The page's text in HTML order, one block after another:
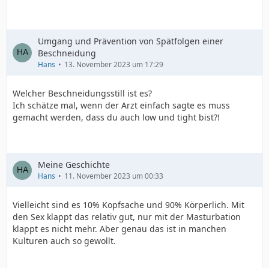
Umgang und Prävention von Spätfolgen einer
Beschneidung
Hans 13. November 2023 um 17:29
Welcher Beschneidungsstill ist es?
Ich schätze mal, wenn der Arzt einfach sagte es muss
gemacht werden, dass du auch low und tight bist?!
Meine Geschichte
Hans 11. November 2023 um 00:33
Vielleicht sind es 10% Kopfsache und 90% Körperlich. Mit
den Sex klappt das relativ gut, nur mit der Masturbation
klappt es nicht mehr. Aber genau das ist in manchen
Kulturen auch so gewollt.